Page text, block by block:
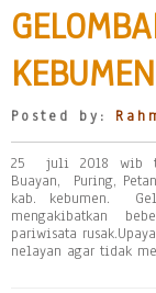
KEBUMEN
Posted by:
25 juli 2018 wib
Buayan, Puring,
kab. kebumen.
mengakibatkan
pariwisata
nelayan agar tidak